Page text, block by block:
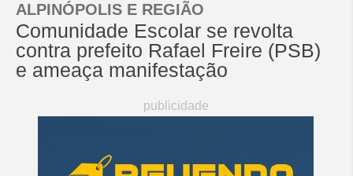
ALPINÓPOLIS E REGIÃO
Comunidade Escolar se revolta
contra prefeito Rafael Freire (PSB)
e ameaça manifestação
publicidade